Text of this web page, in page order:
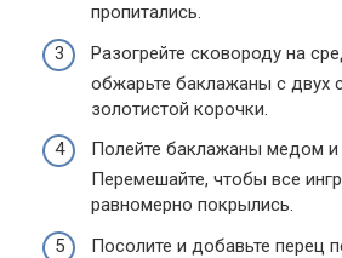
пропитались.
Разогрейте сковороду на
обжарьте баклажаны с двух
золотистой корочки.
Полейте баклажаны медом и
Перемешайте, чтобы все
равномерно покрылись.
Посолите и добавьте перец